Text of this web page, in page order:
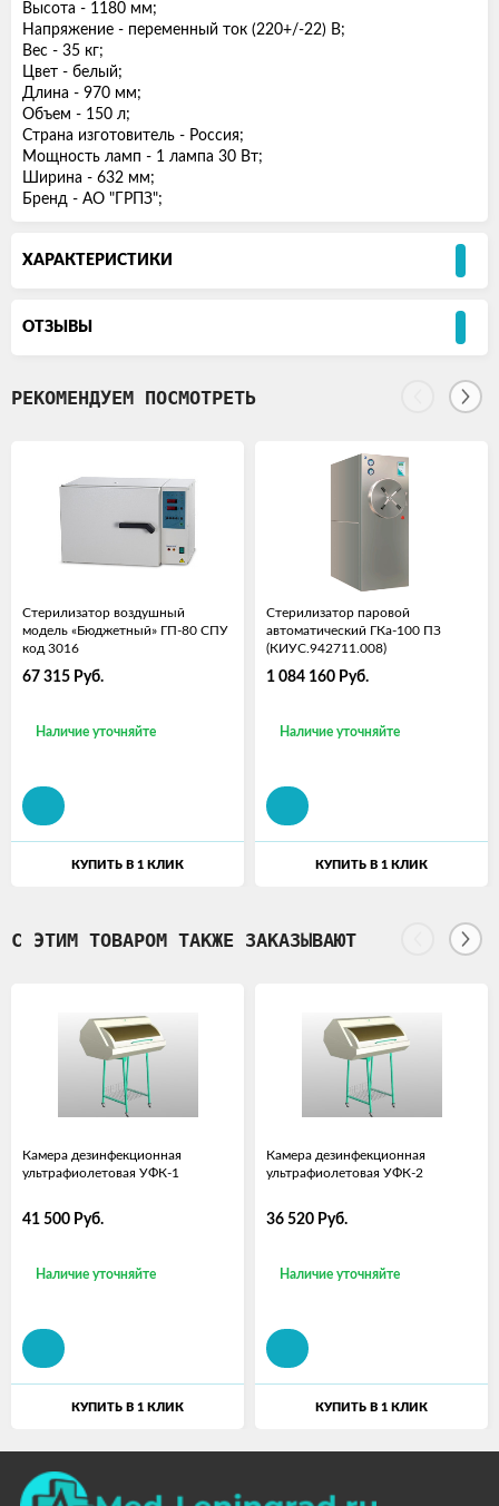
Высота - 1180 мм;
Напряжение - переменный ток (220+/-22) В;
Вес - 35 кг;
Цвет - белый;
Длина - 970 мм;
Объем - 150 л;
Страна изготовитель - Россия;
Мощность ламп - 1 лампа 30 Вт;
Ширина - 632 мм;
Бренд - АО "ГРПЗ";
ХАРАКТЕРИСТИКИ
ОТЗЫВЫ
РЕКОМЕНДУЕМ ПОСМОТРЕТЬ
Стерилизатор воздушный
модель «Бюджетный» ГП-80 СПУ
код 3016
67 315 Руб.
Наличие уточняйте
КУПИТЬ В 1 КЛИК
Стерилизатор паровой
автоматический ГКа-100 ПЗ
(КИУС.942711.008)
1 084 160 Руб.
Наличие уточняйте
КУПИТЬ В 1 КЛИК
С ЭТИМ ТОВАРОМ ТАКЖЕ ЗАКАЗЫВАЮТ
Камера дезинфекционная
ультрафиолетовая УФК-1
41 500 Руб.
Наличие уточняйте
КУПИТЬ В 1 КЛИК
Камера дезинфекционная
ультрафиолетовая УФК-2
36 520 Руб.
Наличие уточняйте
КУПИТЬ В 1 КЛИК